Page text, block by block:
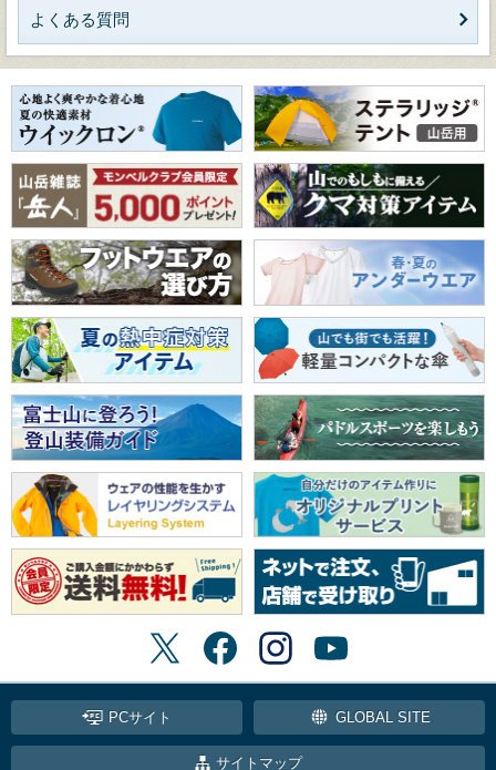
よくある質問
PCサイト GLOBAL SITE
サイトマップ